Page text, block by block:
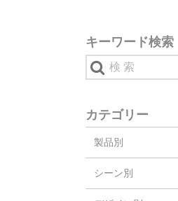
キーワード検索
カテゴリー
製品別
シーン別